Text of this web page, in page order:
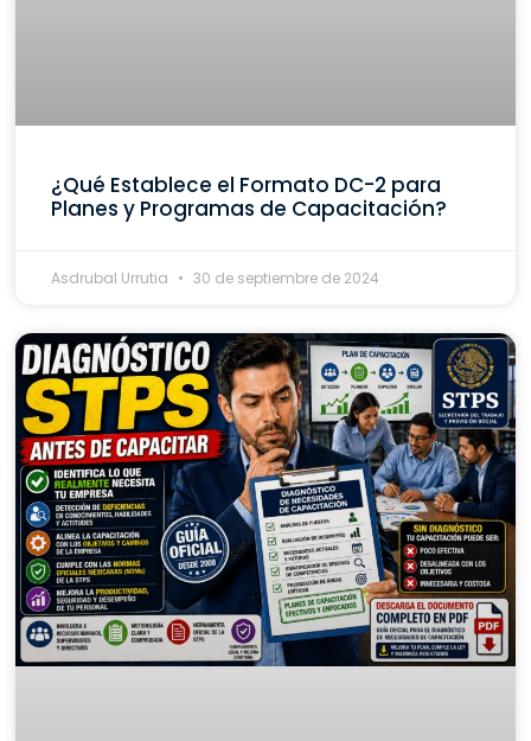
¿Qué Establece el Formato DC-2 para
Planes y Programas de Capacitación?
Asdrubal Urrutia 30 de septiembre de 2024